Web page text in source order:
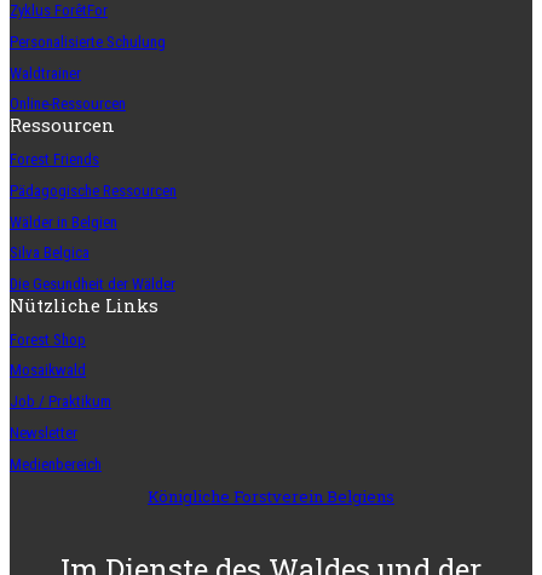
Zyklus ForêtFor
Personalisierte Schulung
Waldtrainer
Online-Ressourcen
Ressourcen
Forest Friends
Pädagogische Ressourcen
Wälder in Belgien
Silva Belgica
Die Gesundheit der Wälder
Nützliche Links
Forest Shop
Mosaikwald
Job / Praktikum
Newsletter
Medienbereich
Königliche Forstverein Belgiens